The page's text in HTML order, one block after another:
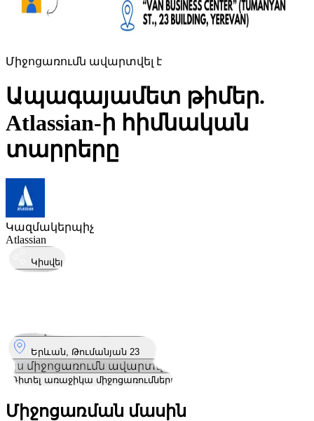
Միջոցառումն ավարտվել է
Ապագայամետ թիմեր.
Atlassian-ի հիմնական
տարրերը
Կազմակերպիչ
Atlassian
Կիսվել
Կայացել է
Երևան, Թումանյան 23
Այս միջոցառումն ավարտվել է
Դիտել առաջիկա միջոցառումները
Միջոցառման մասին